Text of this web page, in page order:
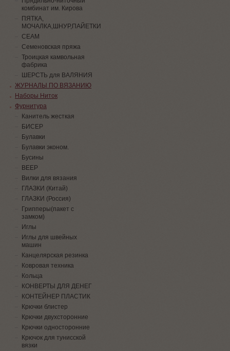
комбинат им. Кирова
ПЯТКА,
МОЧАЛКА,ШНУР,ПАЙЕТКИ
СЕАМ
Семеновская пряжа
Троицкая камвольная
фабрика
ШЕРСТЬ для ВАЛЯНИЯ
ЖУРНАЛЫ ПО ВЯЗАНИЮ
Наборы Ниток
Фурнитура
Канитель жесткая
БИСЕР
Булавки
Булавки эконом.
Бусины
ВЕЕР
Вилки для вязания
ГЛАЗКИ (Китай)
ГЛАЗКИ (Россия)
Грипперы(пакет с
замком)
Иглы
Иглы для швейных
машин
Канцелярская резинка
Ковровая техника
Кольца
КОНВЕРТЫ ДЛЯ ДЕНЕГ
КОНТЕЙНЕР ПЛАСТИК
Крючки блистер
Крючки двухсторонние
Крючки односторонние
Крючок для тунисской
вязки